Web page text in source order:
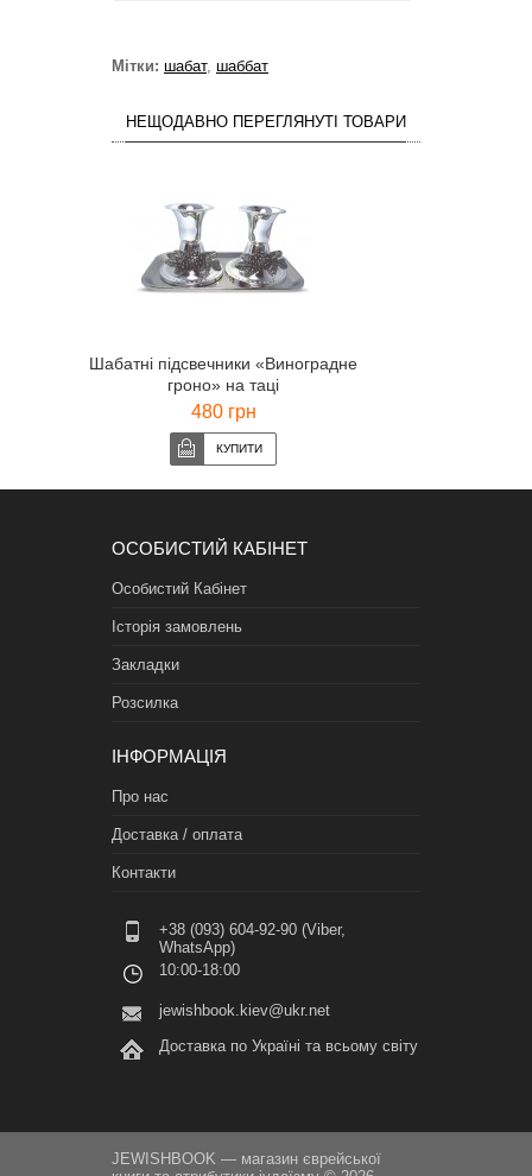
Мітки: шабат, шаббат
НЕЩОДАВНО ПЕРЕГЛЯНУТІ ТОВАРИ
Шабатні підсвечники «Виноградне
гроно» на таці
480 грн
ОСОБИСТИЙ КАБІНЕТ
Особистий Кабінет
Історія замовлень
Закладки
Розсилка
ІНФОРМАЦІЯ
Про нас
Доставка / оплата
Контакти
+38 (093) 604-92-90 (Viber,
WhatsApp)
10:00-18:00
jewishbook.kiev@ukr.net
Доставка по Україні та всьому світу
JEWISHBOOK — магазин єврейської